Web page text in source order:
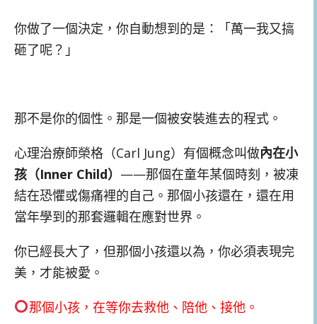
你做了一個決定，你自動想到的是：「萬一我又搞
砸了呢？」
那不是你的個性。那是一個被安裝進去的程式。
心理治療師榮格（Carl Jung）有個概念叫做內在小
孩（Inner Child） ——那個在童年某個時刻，被凍
結在恐懼或傷痛裡的自己。那個小孩還在，還在用
當年學到的那套邏輯在應對世界。
你已經長大了，但那個小孩還以為，你必須表現完
美，才能被愛。
那個小孩，在等你去救他、陪他、接他。